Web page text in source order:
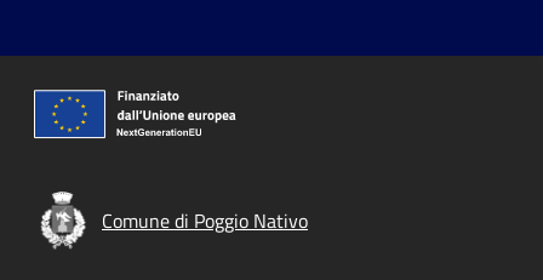
Comune di Poggio Nativo